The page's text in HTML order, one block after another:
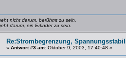
nicht darum, berühmt zu sein.
darum, ein Erfinder zu sein.
Re:Strombegrenzung,
« Antwort #3 am: Oktober 9, 2003, 17:40:48 »